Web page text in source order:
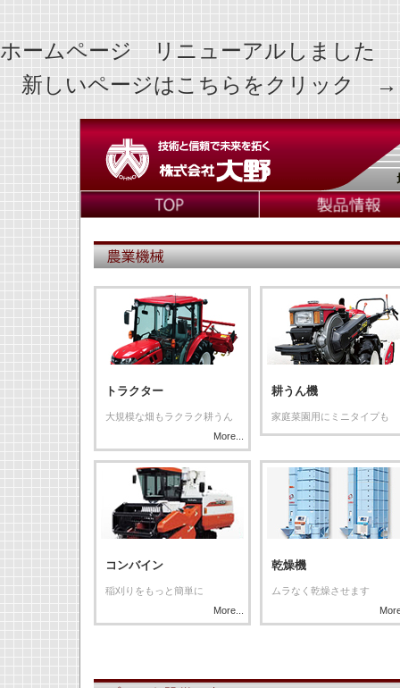
ホームページ リニューアルしました
新しいページはこちらをクリッ
トラクター
大規模な畑もラクラク耕うん
More...
耕うん機
家庭菜園用にミニタイプも
コンバイン
稲刈りをもっと簡単に
More...
乾燥機
ムラなく乾燥させます